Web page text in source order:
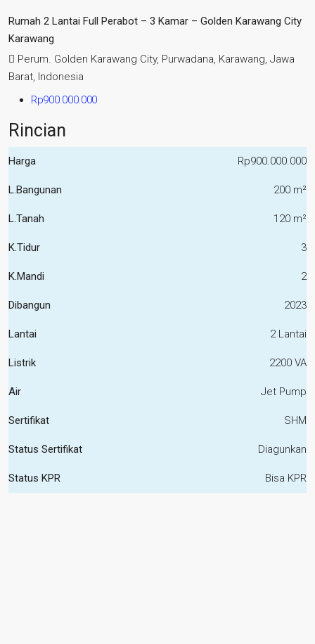
Rumah 2 Lantai Full Perabot – 3 Kamar – Golden Karawang City
Karawang
Perum. Golden Karawang City, Purwadana, Karawang, Jawa
Barat, Indonesia
Rp900.000.000
Rincian
Harga Rp900.000.000
L.Bangunan 200 m²
L.Tanah 120 m²
K.Tidur 3
K.Mandi 2
Dibangun 2023
Lantai 2 Lantai
Listrik 2200 VA
Air Jet Pump
Sertifikat SHM
Status Sertifikat Diagunkan
Status KPR Bisa KPR